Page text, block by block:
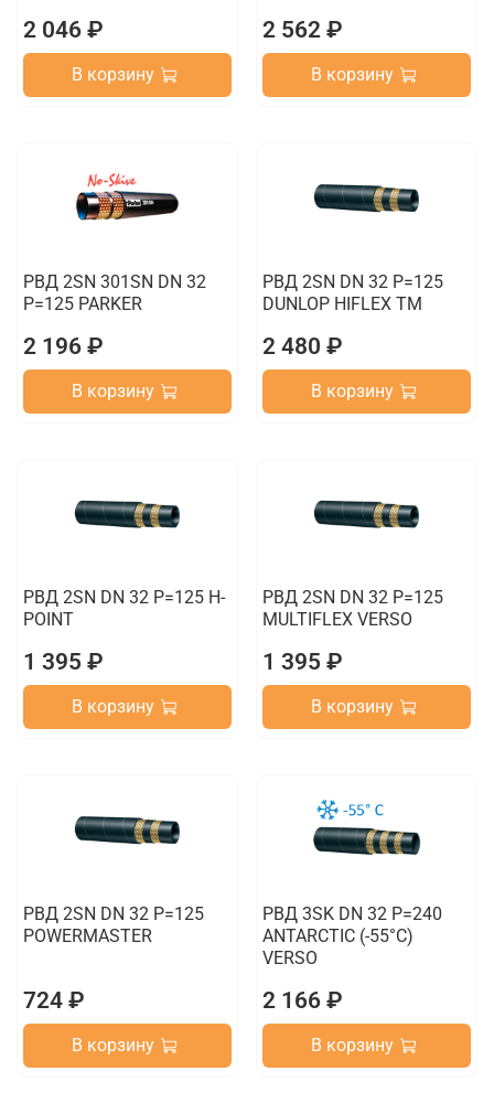
2 046 ₽
В корзину
2 562 ₽
В корзину
РВД 2SN 301SN DN 32
P=125 PARKER
2 196 ₽
В корзину
РВД 2SN DN 32 P=125
DUNLOP HIFLEX TM
2 480 ₽
В корзину
РВД 2SN DN 32 P=125 H-
POINT
1 395 ₽
В корзину
РВД 2SN DN 32 P=125
MULTIFLEX VERSO
1 395 ₽
В корзину
РВД 2SN DN 32 P=125
POWERMASTER
724 ₽
В корзину
РВД 3SK DN 32 P=240
ANTARCTIC (-55°C)
VERSO
2 166 ₽
В корзину